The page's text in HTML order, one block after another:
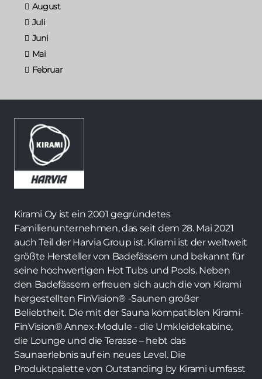
August
Juli
Juni
Mai
Februar
Kirami Oy ist ein 2001 gegründetes
Familienunternehmen, das seit dem 28. Mai 2021
auch Teil der Harvia Group ist. Kirami ist der weltweit
größte Hersteller von Badefässern und bekannt für
seine hochwertigen Hot Tubs und Pools. Neben
den Badefässern erfreuen sich auch die von Kirami
hergestellten FinVision® -Saunen großer
Beliebtheit. Die mit der Sauna kompatiblen Kirami-
FinVision® Annex-Module - die Umkleidekabine,
die Lounge und die Terasse – hebt das
Saunaerlebnis auf ein neues Level. Die
Produktpalette von Outstanding by Kirami umfasst